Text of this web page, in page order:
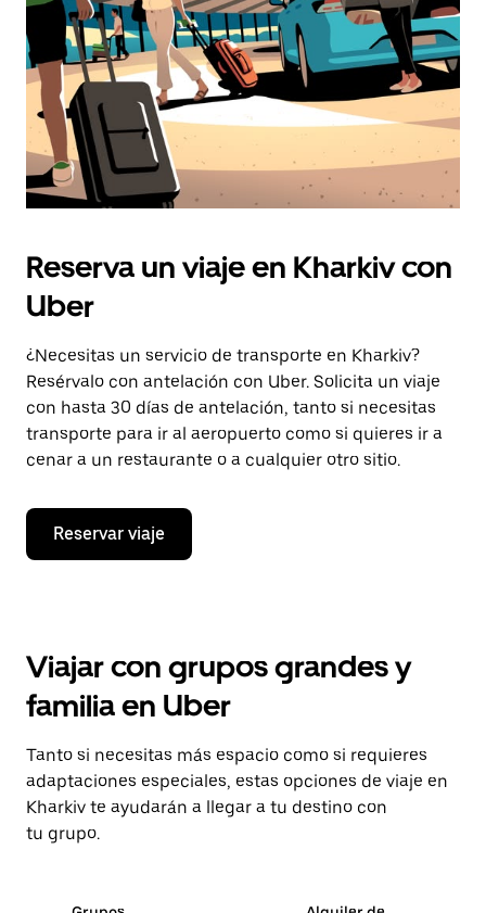
cerrar
el
calendario.
Reserva un viaje en Kharkiv con
Uber
¿Necesitas un servicio de transporte en Kharkiv?
Resérvalo con antelación con Uber. Solicita un viaje
con hasta 30 días de antelación, tanto si necesitas
transporte para ir al aeropuerto como si quieres ir a
cenar a un restaurante o a cualquier otro sitio.
Reservar viaje
Viajar con grupos grandes y
familia en Uber
Tanto si necesitas más espacio como si requieres
adaptaciones especiales, estas opciones de viaje en
Kharkiv te ayudarán a llegar a tu destino con
tu grupo.